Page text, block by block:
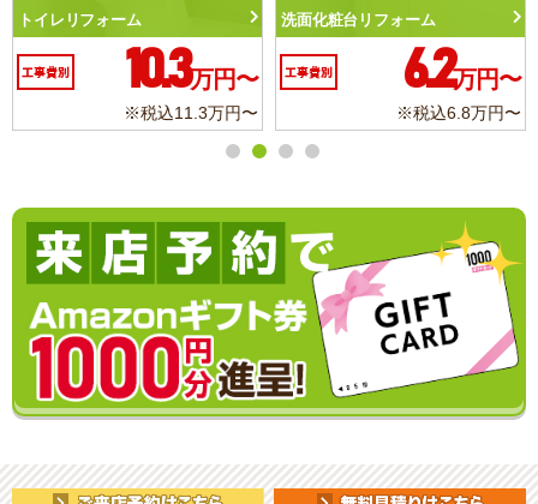
トイレリフォーム
工事費別 10.3万円〜
※税込11.3万円〜
洗面化粧台リフォーム
工事費別 6.2万円〜
※税込6.8万円〜